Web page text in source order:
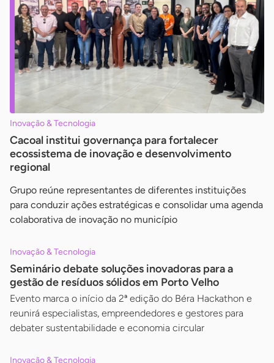
Inovação & Tecnologia
Cacoal institui governança para fortalecer
ecossistema de inovação e desenvolvimento
regional
Grupo reúne representantes de diferentes instituições
para conduzir ações estratégicas e consolidar uma agenda
colaborativa de inovação no município
Inovação & Tecnologia
Seminário debate soluções inovadoras para a
gestão de resíduos sólidos em Porto Velho
Evento marca o início da 2ª edição do Béra Hackathon e
reunirá especialistas, empreendedores e gestores para
debater sustentabilidade e economia circular
Inovação & Tecnologia